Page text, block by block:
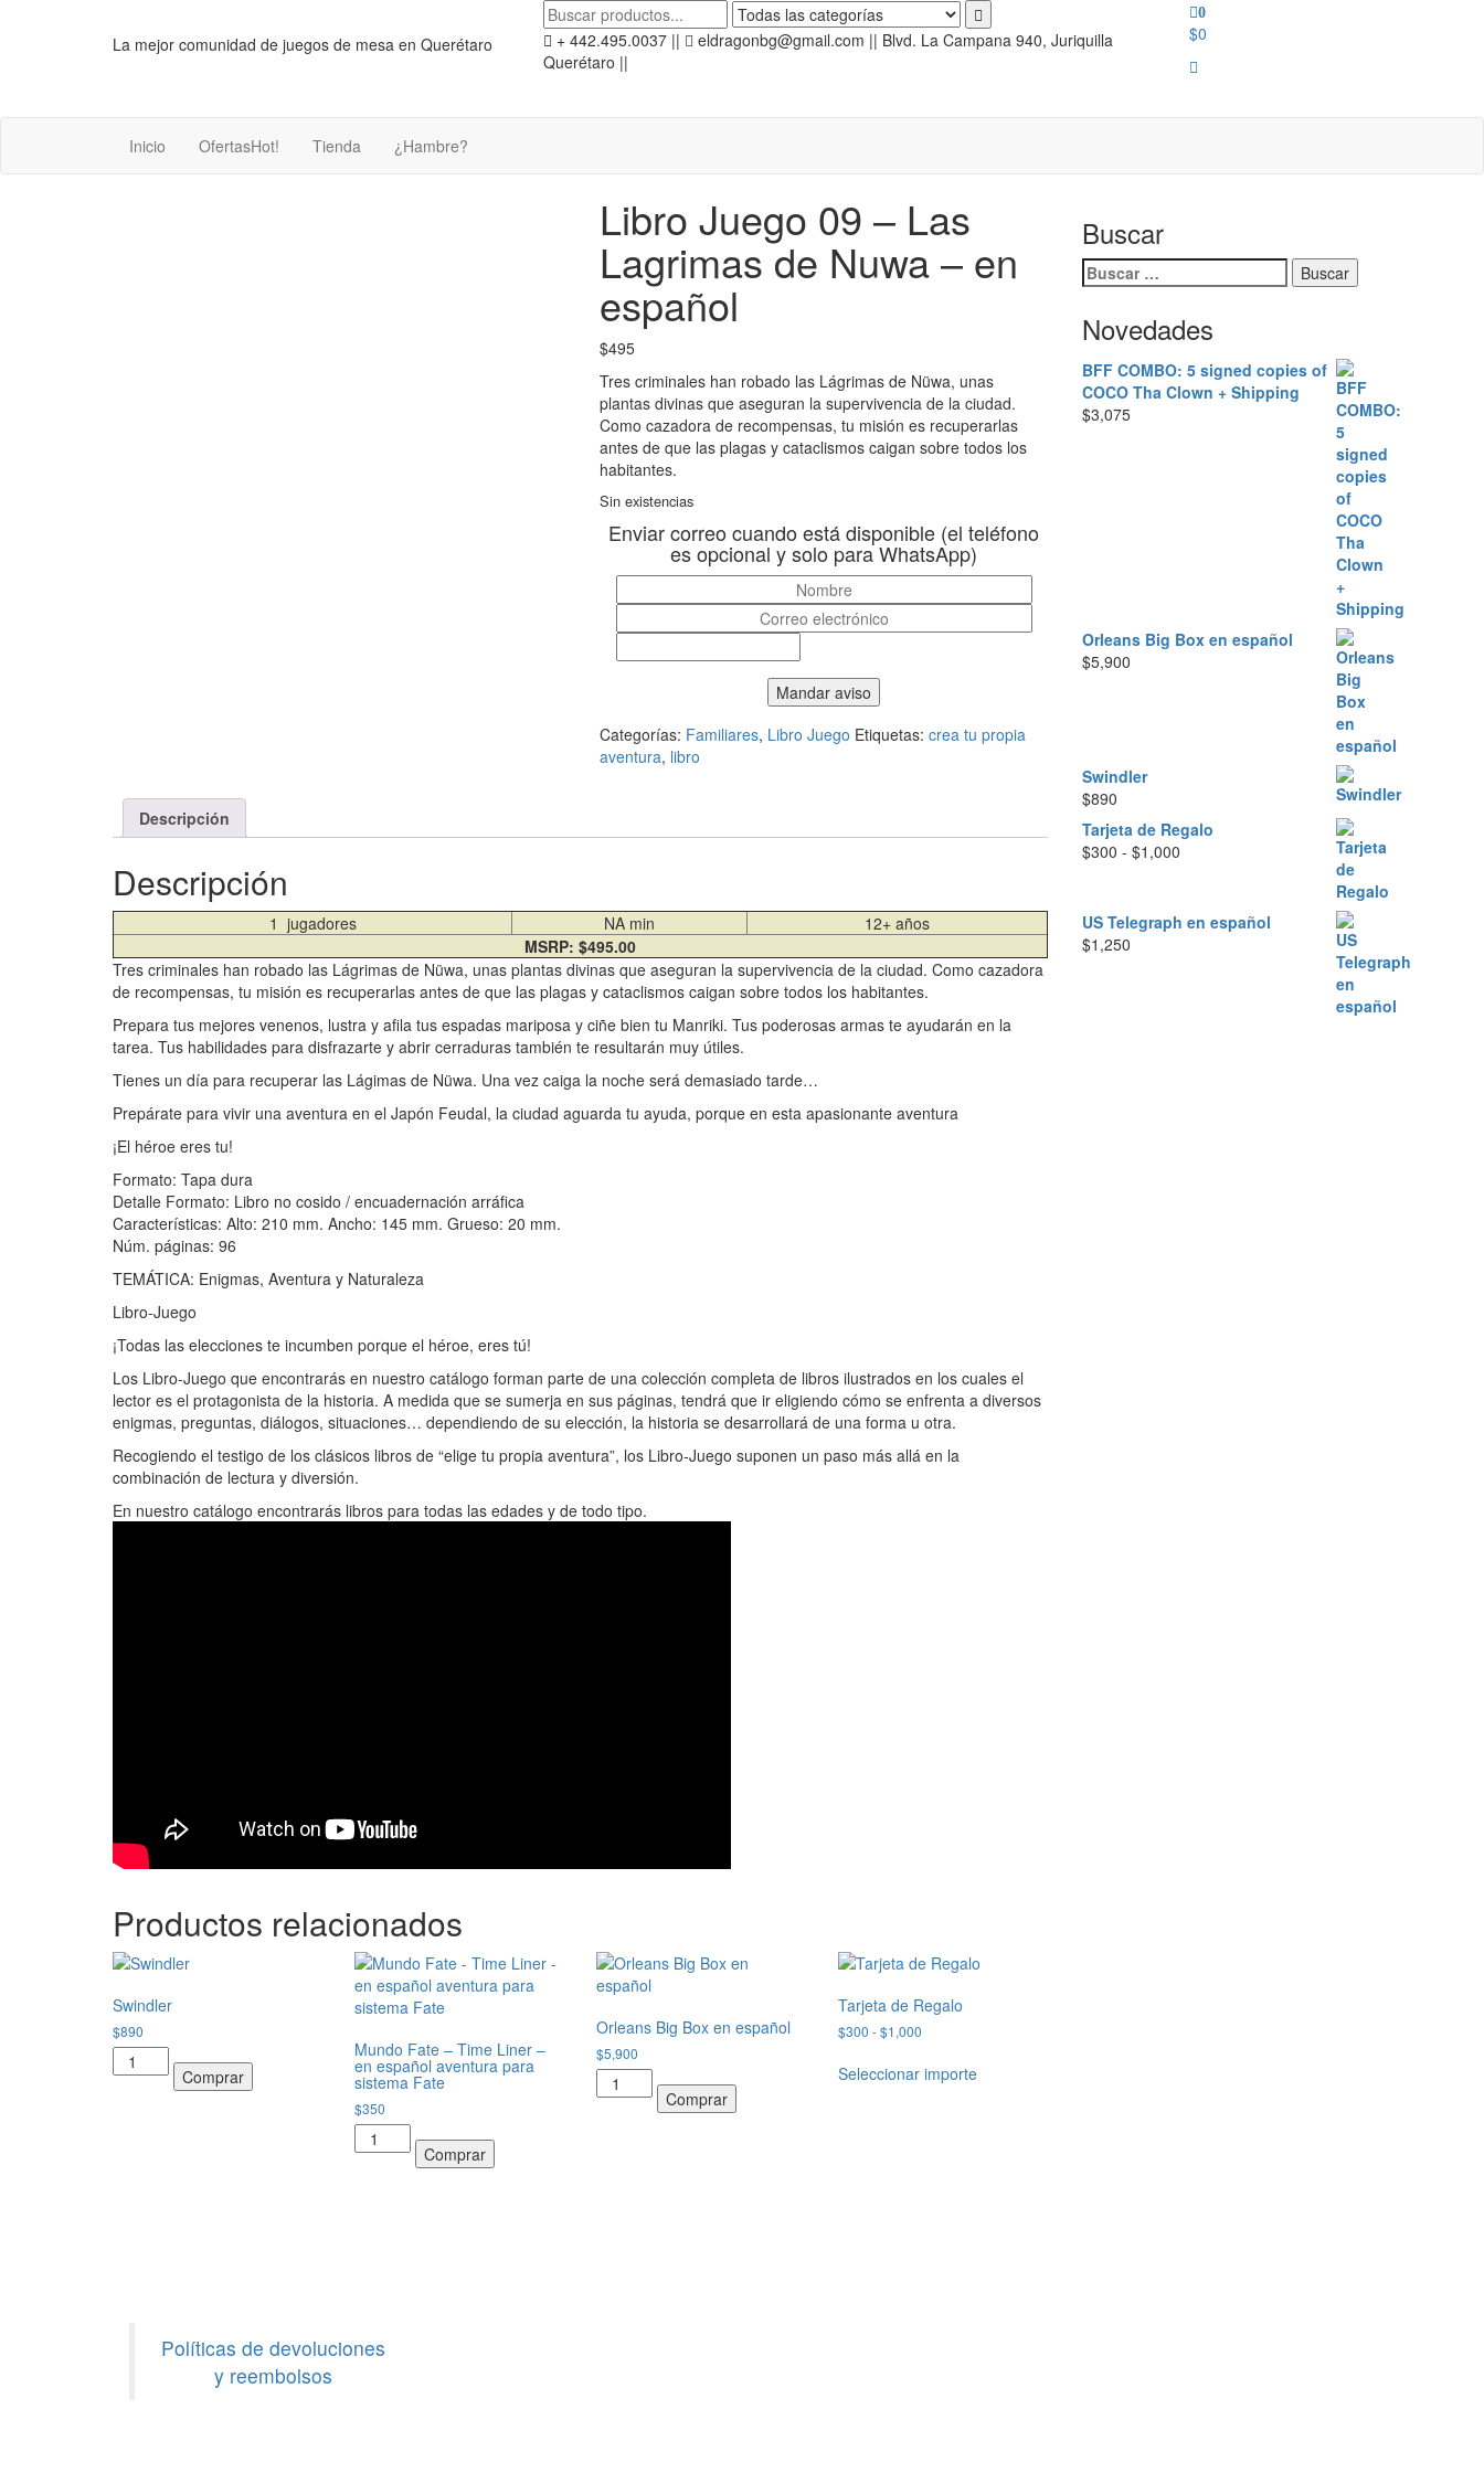
La mejor comunidad de juegos de mesa en Querétaro + 442.495.0037 ||
eldragonbg@gmail.com || Blvd. La Campana 940, Juriquilla
Querétaro ||
0
$0
Inicio OfertasHot! Tienda ¿Hambre?
Libro Juego 09 – Las
Lagrimas de Nuwa – en
español
$495
Tres criminales han robado las Lágrimas de Nüwa, unas
plantas divinas que aseguran la supervivencia de la ciudad.
Como cazadora de recompensas, tu misión es recuperarlas
antes de que las plagas y cataclismos caigan sobre todos los
habitantes.
Sin existencias
Enviar correo cuando está disponible (el teléfono
es opcional y solo para WhatsApp)
Categorías: Familiares, Libro Juego Etiquetas: crea tu propia
aventura, libro
Descripción
Descripción
1 jugadores NA min
12+ años
MSRP: $495.00
Tres criminales han robado las Lágrimas de Nüwa, unas plantas divinas que aseguran la supervivencia de la ciudad. Como cazadora
de recompensas, tu misión es recuperarlas antes de que las plagas y cataclismos caigan sobre todos los habitantes.
Prepara tus mejores venenos, lustra y afila tus espadas mariposa y ciñe bien tu Manriki. Tus poderosas armas te ayudarán en la
tarea. Tus habilidades para disfrazarte y abrir cerraduras también te resultarán muy útiles.
Tienes un día para recuperar las Lágimas de Nüwa. Una vez caiga la noche será demasiado tarde…
Prepárate para vivir una aventura en el Japón Feudal, la ciudad aguarda tu ayuda, porque en esta apasionante aventura
¡El héroe eres tu!
Formato: Tapa dura
Detalle Formato: Libro no cosido / encuadernación arráfica
Características: Alto: 210 mm. Ancho: 145 mm. Grueso: 20 mm.
Núm. páginas: 96
TEMÁTICA: Enigmas, Aventura y Naturaleza
Libro-Juego
¡Todas las elecciones te incumben porque el héroe, eres tú!
Los Libro-Juego que encontrarás en nuestro catálogo forman parte de una colección completa de libros ilustrados en los cuales el
lector es el protagonista de la historia. A medida que se sumerja en sus páginas, tendrá que ir eligiendo cómo se enfrenta a diversos
enigmas, preguntas, diálogos, situaciones… dependiendo de su elección, la historia se desarrollará de una forma u otra.
Recogiendo el testigo de los clásicos libros de “elige tu propia aventura”, los Libro-Juego suponen un paso más allá en la
combinación de lectura y diversión.
En nuestro catálogo encontrarás libros para todas las edades y de todo tipo.
Productos relacionados
Swindler
$890
Swindler
cantidad Comprar
Mundo Fate – Time Liner –
en español aventura para
sistema Fate
$350
Mundo
Fate
sistema
Comprar
Orleans Big Box en español
$5,900
Orleans
Big
Comprar
Tarjeta de Regalo
$300 -$1,000
precios:
desde
Seleccionar importe
Buscar
Buscar:
Novedades
BFF COMBO: 5 signed copies of
COCO Tha Clown + Shipping
$3,075
Orleans Big Box en español
$5,900
Swindler
$890
Tarjeta de Regalo
$300 - $1,000Rango
desde
US Telegraph en español
$1,250
Políticas de devoluciones
y reembolsos